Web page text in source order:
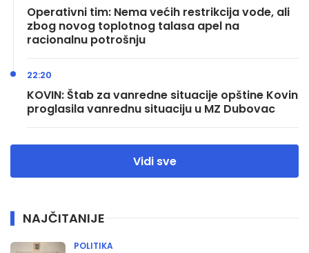
Operativni tim: Nema većih restrikcija vode, ali
zbog novog toplotnog talasa apel na
racionalnu potrošnju
KOVIN: Štab za vanredne situacije opštine Kovin
proglasila vanrednu situaciju u MZ Dubovac
22:20
Vidi sve
NAJČITANIJE
POLITIKA